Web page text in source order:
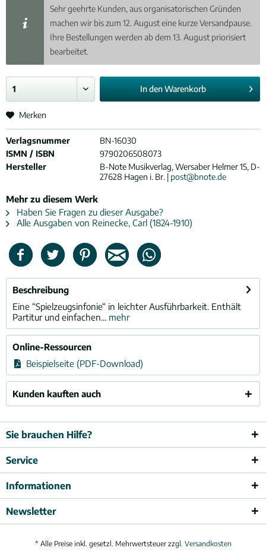
Sehr geehrte Kunden, aus organisatorischen Gründen
machen wir bis zum 12. August eine kurze Versandpause.
Ihre Bestellungen werden ab dem 13. August priorisiert
bearbeitet.
In denWarenkorb
Merken
Verlagsnummer
BN-16030
ISMN / ISBN
9790206508073
Hersteller
B-Note Musikverlag, Wersaber Helmer 15, D-
27628 Hagen i. Br. | post@bnote.de
Mehr zu diesem Werk
Haben Sie Fragen zu dieser Ausgabe?
Alle Ausgaben von Reinecke, Carl (1824-1910)
Beschreibung
Eine “Spielzeugsinfonie“ in leichter Ausführbarkeit. Enthält
Partitur und einfachen... mehr
Online-Ressourcen
Beispielseite (PDF-Download)
Kunden kauften auch
Sie brauchen Hilfe?
Service
Informationen
Newsletter
* Alle Preise inkl. gesetzl. Mehrwertsteuer zzgl. Versandkosten